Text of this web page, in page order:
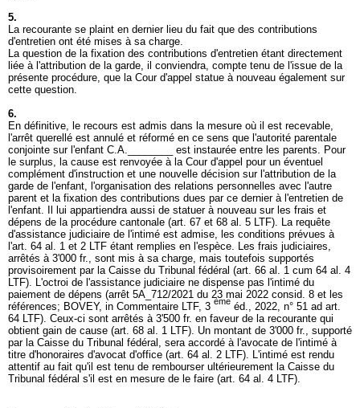
5.
La recourante se plaint en dernier lieu du fait que des contributions
d'entretien ont été mises à sa charge.
La question de la fixation des contributions d'entretien étant directement
liée à l'attribution de la garde, il conviendra, compte tenu de l'issue de la
présente procédure, que la Cour d'appel statue à nouveau également sur
cette question.
6.
En définitive, le recours est admis dans la mesure où il est recevable,
l'arrêt querellé est annulé et réformé en ce sens que l'autorité parentale
conjointe sur l'enfant C.A.________ est instaurée entre les parents. Pour
le surplus, la cause est renvoyée à la Cour d'appel pour un éventuel
complément d'instruction et une nouvelle décision sur l'attribution de la
garde de l'enfant, l'organisation des relations personnelles avec l'autre
parent et la fixation des contributions dues par ce dernier à l'entretien de
l'enfant. Il lui appartiendra aussi de statuer à nouveau sur les frais et
dépens de la procédure cantonale (art. 67 et 68 al. 5 LTF). La requête
d'assistance judiciaire de l'intimé est admise, les conditions prévues à
l'art. 64 al. 1 et 2 LTF étant remplies en l'espèce. Les frais judiciaires,
arrêtés à 3'000 fr., sont mis à sa charge, mais toutefois supportés
provisoirement par la Caisse du Tribunal fédéral (art. 66 al. 1 cum 64 al. 4
LTF). L'octroi de l'assistance judiciaire ne dispense pas l'intimé du
paiement de dépens (arrêt 5A_712/2021 du 23 mai 2022 consid. 8 et les
références; BOVEY, in Commentaire LTF, 3 ème éd., 2022, n° 51 ad art.
64 LTF). Ceux-ci sont arrêtés à 3'500 fr. en faveur de la recourante qui
obtient gain de cause (art. 68 al. 1 LTF). Un montant de 3'000 fr., supporté
par la Caisse du Tribunal fédéral, sera accordé à l'avocate de l'intimé à
titre d'honoraires d'avocat d'office (art. 64 al. 2 LTF). L'intimé est rendu
attentif au fait qu'il est tenu de rembourser ultérieurement la Caisse du
Tribunal fédéral s'il est en mesure de le faire (art. 64 al. 4 LTF).